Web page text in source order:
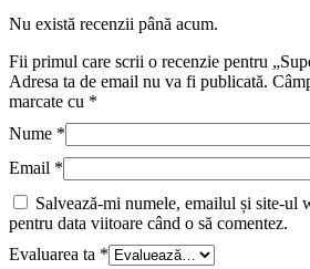
Nu există recenzii până acum.
Fii primul care scrii o recenzie pentru
Adresa ta de email nu va fi publicată.
marcate cu *
Nume *
Email *
Salvează-mi numele, emailul și site-ul
pentru data viitoare când o să comentez.
Evaluarea ta *